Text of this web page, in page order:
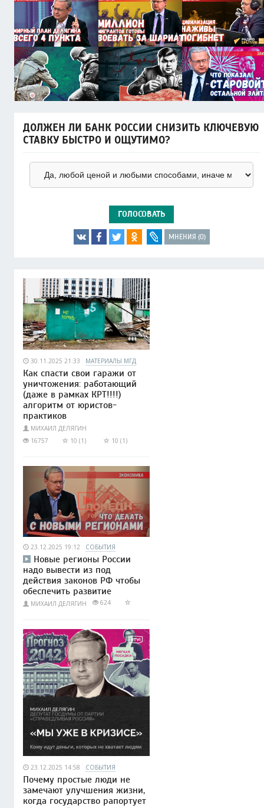
ДОЛЖЕН ЛИ БАНК РОССИИ СНИЗИТЬ КЛЮЧЕВУЮ
СТАВКУ БЫСТРО И ОЩУТИМО?
ГОЛОСОВАТЬ
МНЕНИЯ (0)
30.11.2025 21:33 МАТЕРИАЛЫ МГД
Как спасти свои гаражи от
уничтожения: работающий
(даже в рамках КРТ!!!!)
алгоритм от юристов-
практиков
МИХАИЛ ДЕЛЯГИН
16757
10 (1) 10 (1)
23.12.2025 19:12 СОБЫТИЯ
Новые регионы России
надо вывести из под
действия законов РФ чтобы
обеспечить развитие
МИХАИЛ ДЕЛЯГИН 624
23.12.2025 14:58 СОБЫТИЯ
Почему простые люди не
замечают улучшения жизни,
когда государство рапортует